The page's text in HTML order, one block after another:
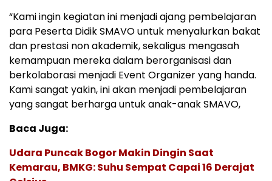
“Kami ingin kegiatan ini menjadi ajang pembelajaran
para Peserta Didik SMAVO untuk menyalurkan bakat
dan prestasi non akademik, sekaligus mengasah
kemampuan mereka dalam berorganisasi dan
berkolaborasi menjadi Event Organizer yang handa.
Kami sangat yakin, ini akan menjadi pembelajaran
yang sangat berharga untuk anak-anak SMAVO,
Baca Juga:
Udara Puncak Bogor Makin Dingin Saat
Kemarau, BMKG: Suhu Sempat Capai 16 Derajat